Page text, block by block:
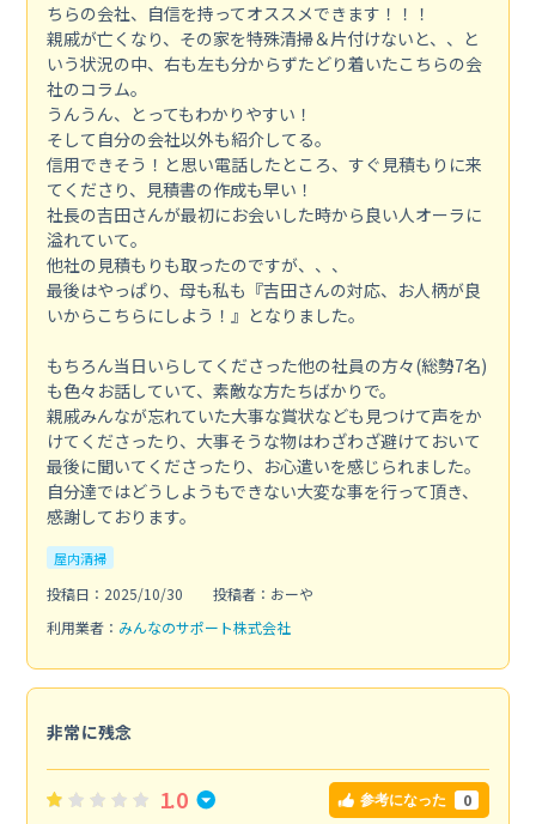
ちらの会社、自信を持ってオススメできます！！！
親戚が亡くなり、その家を特殊清掃＆片付けないと、、と
いう状況の中、右も左も分からずたどり着いたこちらの会
社のコラム。
うんうん、とってもわかりやすい！
そして自分の会社以外も紹介してる。
信用できそう！と思い電話したところ、すぐ見積もりに来
てくださり、見積書の作成も早い！
社長の吉田さんが最初にお会いした時から良い人オーラに
溢れていて。
他社の見積もりも取ったのですが、、、
最後はやっぱり、母も私も『吉田さんの対応、お人柄が良
いからこちらにしよう！』となりました。
もちろん当日いらしてくださった他の社員の方々(総勢7名)
も色々お話していて、素敵な方たちばかりで。
親戚みんなが忘れていた大事な賞状なども見つけて声をか
けてくださったり、大事そうな物はわざわざ避けておいて
最後に聞いてくださったり、お心遣いを感じられました。
自分達ではどうしようもできない大変な事を行って頂き、
感謝しております。
屋内清掃
投稿日：2025/10/30
投稿者：おーや
利用業者： みんなのサポート株式会社
非常に残念
1.0 参考になった 0